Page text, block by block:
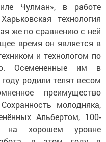
Чулман», в работе
технология
же по сравнению с ней
время он является в
и технологом по
Осемененные им в
родили телят весом
преимущество
молодняка,
Альбертом, 100-
на хорошем уровне